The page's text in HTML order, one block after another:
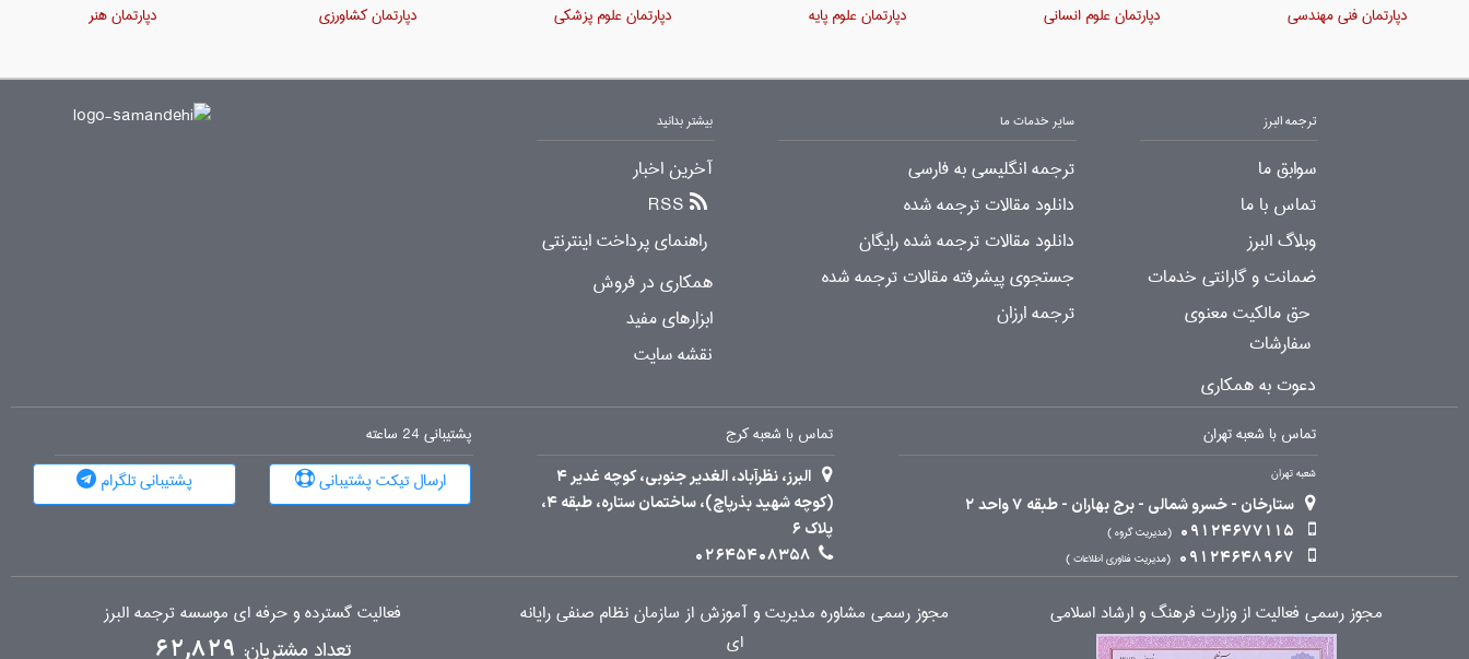
دپارتمان فنی مهندسی دپارتمان علوم انسانی دپارتمان علوم پایه دپارتمان علوم پزشکی دپارتمان کشاورزی دپارتمان هنر
ترجمه البرز
سوابق ما
تماس با ما
وبلاگ البرز
ضمانت و گارانتی خدمات
حق مالکیت معنوی
سفارشات
دعوت به همکاری
سایر خدمات ما
ترجمه انگلیسی به فارسی
دانلود مقالات ترجمه شده
دانلود مقالات ترجمه شده رایگان
جستجوی پیشرفته مقالات ترجمه شده
ترجمه ارزان
بیشتر بدانید
آخرین اخبار
RSS
راهنمای پرداخت اینترنتی
همکاری در فروش
ابزارهای مفید
نقشه سایت
تماس با شعبه تهران
شعبه تهران
ستارخان - خسرو شمالی - برج بهاران - طبقه 7 واحد 2
09124677115
مدیریت گروه
09124648967 مدیریت فناوری اطلاعات
تماس با شعبه کرج
البرز، نظرآباد، الغدیر جنوبی، کوچه غدیر 4
(کوچه شهید بذرپاچ)، ساختمان ستاره، طبقه 4،
پلاک 6
02645408358
پشتیبانی 24 ساعته
ارسال تیکت پشتیبانی
پشتیبانی تلگرام
مجوز رسمی فعالیت از وزارت فرهنگ و ارشاد اسلامی
مجوز رسمی مشاوره مدیریت و آموزش از سازمان نظام صنفی رایانه
ای
فعالیت گسترده و حرفه ای موسسه ترجمه البرز
تعداد مشتریان: 62,829